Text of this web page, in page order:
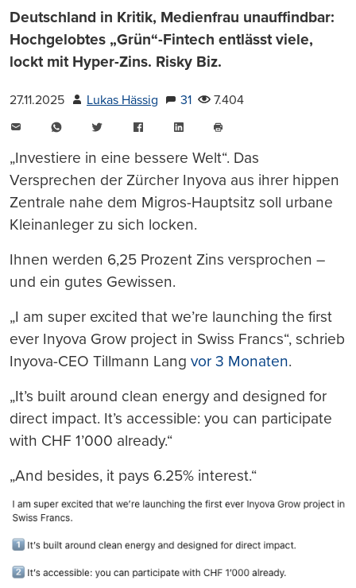
Deutschland in Kritik, Medienfrau unauffindbar:
Hochgelobtes „Grün“-Fintech entlässt viele,
lockt mit Hyper-Zins. Risky Biz.
27.11.2025 Lukas Hässig 31
7.404
WhatsAppTwitter FacebookLinkedIn
drucken
„Investiere in eine bessere Welt“. Das
Versprechen der Zürcher Inyova aus ihrer hippen
Zentrale nahe dem Migros-Hauptsitz soll urbane
Kleinanleger zu sich locken.
Ihnen werden 6,25 Prozent Zins versprochen –
und ein gutes Gewissen.
„I am super excited that we’re launching the first
ever Inyova Grow project in Swiss Francs“, schrieb
Inyova-CEO Tillmann Lang vor 3 Monaten.
„It’s built around clean energy and designed for
direct impact. It’s accessible: you can participate
with CHF 1’000 already.“
„And besides, it pays 6.25% interest.“